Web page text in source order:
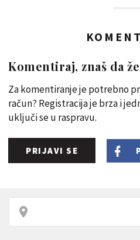
Komentiraj, znaš da
Za komentiranje je potrebno
račun? Registracija je brza i
uključi se u raspravu.
PRIJAVI SE